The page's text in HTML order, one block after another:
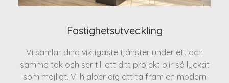
Fastighetsutveckling
Vi samlar dina viktigaste tjänster under ett och
samma tak och ser till att ditt projekt blir så lyckat
som möjligt. Vi hjälper dig att ta fram en modern